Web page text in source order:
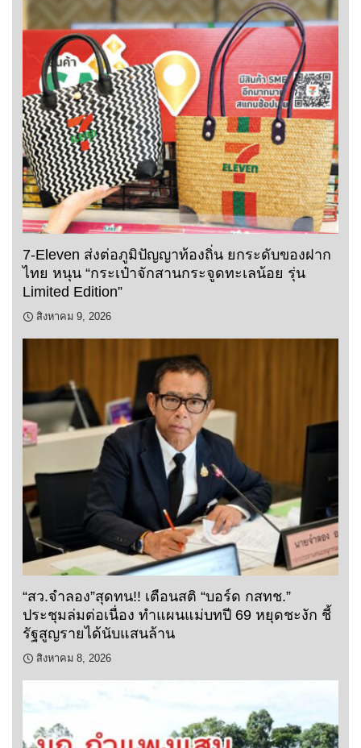
7-Eleven ส่งต่อภูมิปัญญาท้องถิ่น ยกระดับของฝาก
ไทย หนุน “กระเป๋าจักสานกระจูดทะเลน้อย รุ่น
Limited Edition”
สิงหาคม 9, 2026
“สว.จำลอง”สุดทน!! เตือนสติ “บอร์ด กสทช.”
ประชุมล่มต่อเนื่อง ทำแผนแม่บทปี 69 หยุดชะงัก ชี้
รัฐสูญรายได้นับแสนล้าน
สิงหาคม 8, 2026